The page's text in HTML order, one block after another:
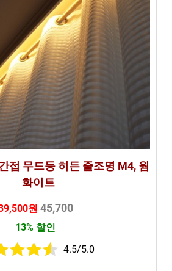
접 무드등 히든 줄조명 M4, 웜
화이트
원45,700
13% 할인
4.5/5.0